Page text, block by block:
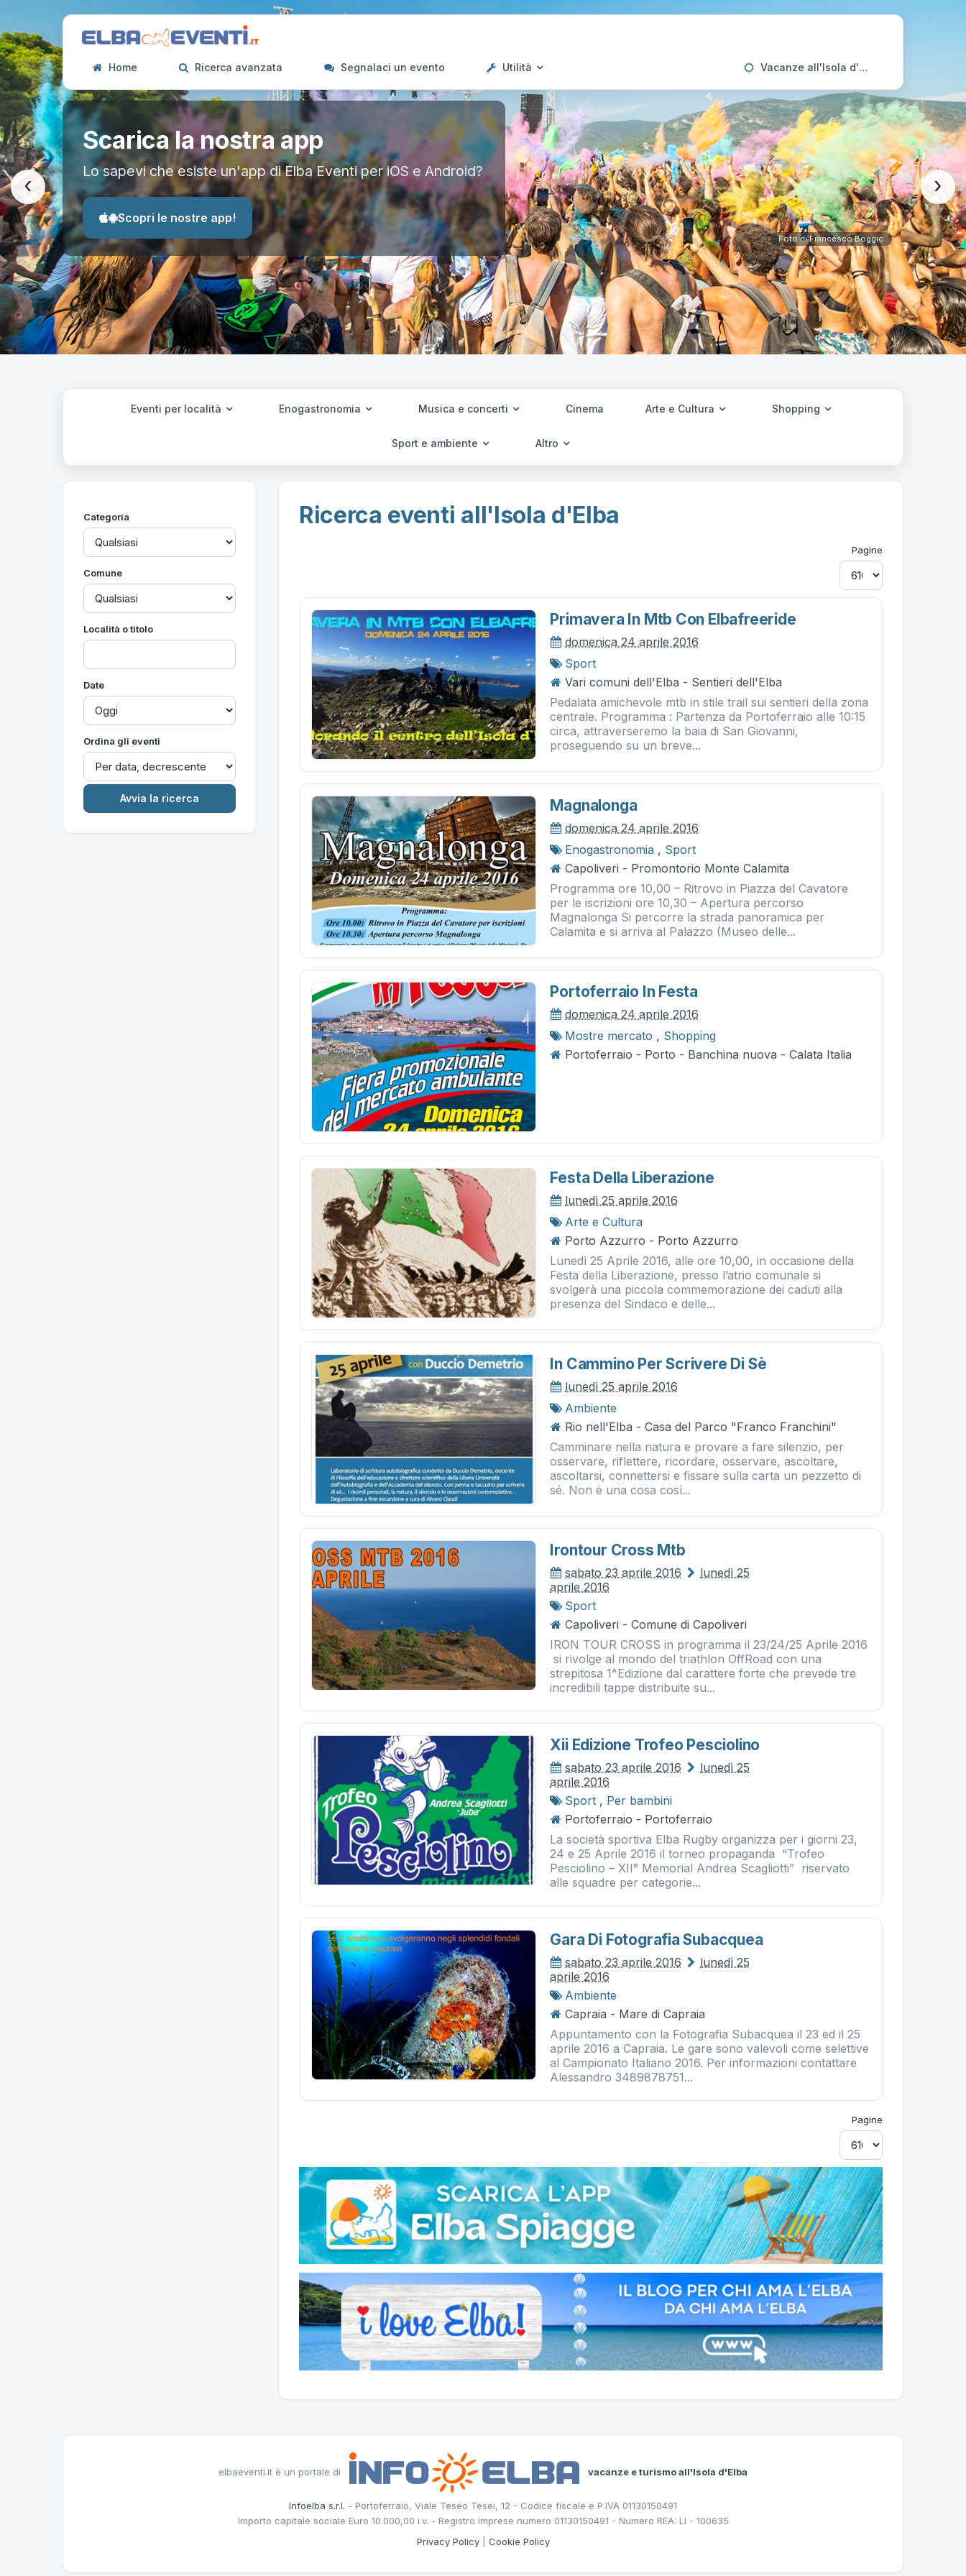
Home Ricerca avanzata Segnalaci un evento Utilità Vacanze all'Isola d'Elba
Scarica la nostra app
Lo sapevi che esiste un'app di Elba Eventi per iOS e Android?
Scopri le nostre app!
Foto di Francesco Boggio
‹ ›
Eventi per località Enogastronomia Musica e concerti Cinema Arte e Cultura Shopping
Sport e ambiente Altro
Categoria
Comune
Località o titolo
Date
Ordina gli eventi
Ricerca eventi all'Isola d'Elba
Pagine
Primavera In Mtb Con Elbafreeride
domenica 24 aprile 2016
Sport
Vari comuni dell'Elba - Sentieri dell'Elba
Pedalata amichevole mtb in stile trail sui sentieri della zona
centrale. Programma : Partenza da Portoferraio alle 10:15
circa, attraverseremo la baia di San Giovanni,
proseguendo su un breve...
Magnalonga
domenica 24 aprile 2016
Enogastronomia , Sport
Capoliveri - Promontorio Monte Calamita
Programma ore 10,00 – Ritrovo in Piazza del Cavatore
per le iscrizioni ore 10,30 – Apertura percorso
Magnalonga Si percorre la strada panoramica per
Calamita e si arriva al Palazzo (Museo delle...
Portoferraio In Festa
domenica 24 aprile 2016
Mostre mercato , Shopping
Portoferraio - Porto - Banchina nuova - Calata Italia
Festa Della Liberazione
lunedì 25 aprile 2016
Arte e Cultura
Porto Azzurro - Porto Azzurro
Lunedì 25 Aprile 2016, alle ore 10,00, in occasione della
Festa della Liberazione, presso l’atrio comunale si
svolgerà una piccola commemorazione dei caduti alla
presenza del Sindaco e delle...
In Cammino Per Scrivere Di Sè
lunedì 25 aprile 2016
Ambiente
Rio nell'Elba - Casa del Parco "Franco Franchini"
Camminare nella natura e provare a fare silenzio, per
osservare, riflettere, ricordare, osservare, ascoltare,
ascoltarsi, connettersi e fissare sulla carta un pezzetto di
sé. Non è una cosa così...
Irontour Cross Mtb
sabato 23 aprile 2016
lunedì 25
aprile 2016
Sport
Capoliveri - Comune di Capoliveri
IRON TOUR CROSS in programma il 23/24/25 Aprile 2016
si rivolge al mondo del triathlon OffRoad con una
strepitosa 1^Edizione dal carattere forte che prevede tre
incredibili tappe distribuite su...
Xii Edizione Trofeo Pesciolino
sabato 23 aprile 2016
lunedì 25
aprile 2016
Sport , Per bambini
Portoferraio - Portoferraio
La società sportiva Elba Rugby organizza per i giorni 23,
24 e 25 Aprile 2016 il torneo propaganda “Trofeo
Pesciolino – XII° Memorial Andrea Scagliotti” riservato
alle squadre per categorie...
Gara Di Fotografia Subacquea
sabato 23 aprile 2016
lunedì 25
aprile 2016
Ambiente
Capraia - Mare di Capraia
Appuntamento con la Fotografia Subacquea il 23 ed il 25
aprile 2016 a Capraia. Le gare sono valevoli come selettive
al Campionato Italiano 2016. Per informazioni contattare
Alessandro 3489878751...
Pagine
elbaeventi.it è un portale di vacanze e turismo all'Isola d'Elba
Infoelba s.r.l. - Portoferraio, Viale Teseo Tesei, 12 - Codice fiscale e P.IVA 01130150491
Importo capitale sociale Euro 10.000,00 i.v. - Registro imprese numero 01130150491 - Numero REA: LI - 100635
Privacy Policy| Cookie Policy